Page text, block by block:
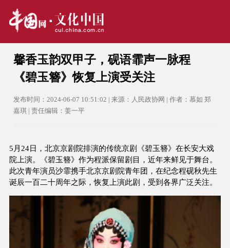
馨香玉韵双甲子，砚语霏声一脉程
《碧玉簪》恢复上演受关注
发布时间：2024-06-07 10:51:02 | 来源：人民政协网 | 作者：慕如 郑
嘉琪 | 责任编辑：姜一平
5月24日，北京京剧院排演的传统京剧《碧玉簪》在长安大戏
院上演。《碧玉簪》作为程派保留剧目，近年来鲜见于舞台。
此次青年演员沙霏携手北京京剧院青年团，在纪念程砚秋先生
诞辰一百二十周年之际，恢复上演此剧，受到各界广泛关注。